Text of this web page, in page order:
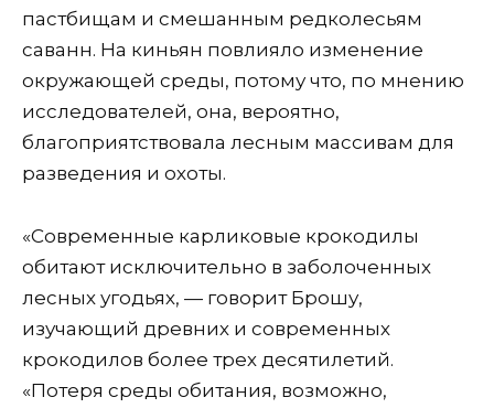
пастбищам и смешанным редколесьям
саванн. На киньян повлияло изменение
окружающей среды, потому что, по мнению
исследователей, она, вероятно,
благоприятствовала лесным массивам для
разведения и охоты.
«Современные карликовые крокодилы
обитают исключительно в заболоченных
лесных угодьях, — говорит Брошу,
изучающий древних и современных
крокодилов более трех десятилетий.
«Потеря среды обитания, возможно,